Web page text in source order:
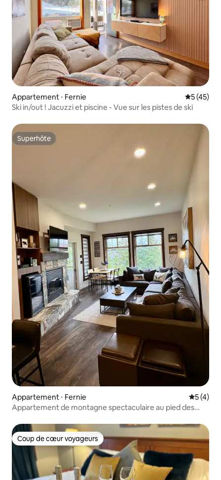
Appartement ⋅ Fernie
5 (45)
Ski in/out ! Jacuzzi et piscine - Vue sur les pistes de ski
Superhôte
Superhôte
Appartement ⋅ Fernie
5 (4)
Appartement de montagne spectaculaire au pied des
Coup de cœur voyageurs
Coup de cœur voyageurs